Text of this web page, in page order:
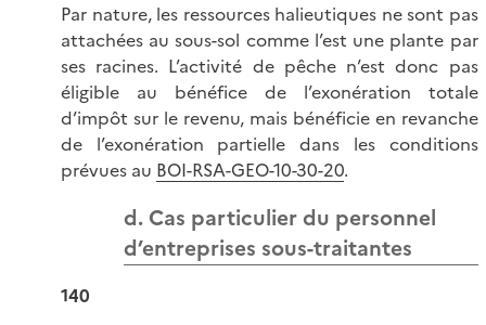
Par nature, les ressources halieutiques ne sont pas
attachées au sous-sol comme l’est une plante par
ses racines. L’activité de pêche n’est donc pas
éligible au bénéfice de l’exonération totale
d’impôt sur le revenu, mais bénéficie en revanche
de l’exonération partielle dans les conditions
prévues au BOI-RSA-GEO-10-30-20.
d. Cas particulier du personnel
d’entreprises sous-traitantes
140